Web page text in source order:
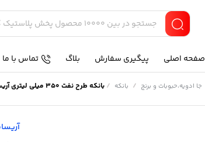
صفحه اصلی پیگیری سفارش بلاگ تماس با ما
جا ادویه،حبوبات و برنج / بانکه /بانکه طرح نفت 350 میلی لیتری آریسام